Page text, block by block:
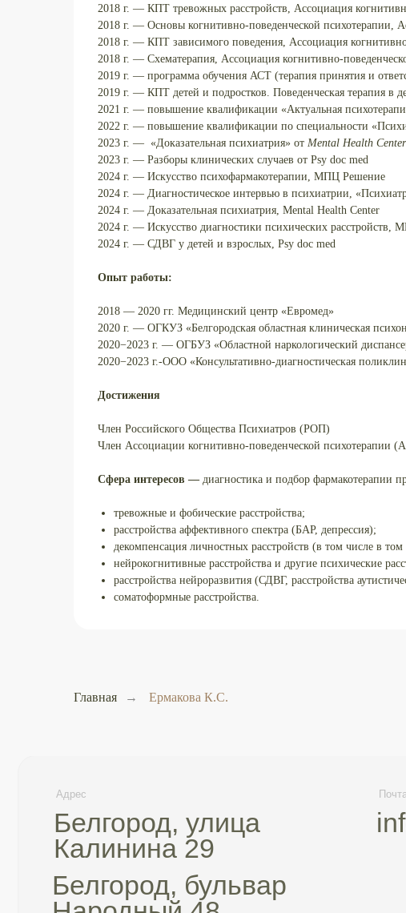
2018 г. — КПТ тревожных расстройств, Ассоциация
2018 г. — Основы когнитивно-поведенческой психотерапии,
2018 г. — КПТ зависимого поведения, Ассоциация
2018 г. — Схематерапия, Ассоциация когнитивно-
2019 г. — программа обучения АСТ (терапия принятия и
2019 г. — КПТ детей и подростков. Поведенческая терапия в
2021 г. — повышение квалификации «Актуальная
2022 г. — повышение квалификации по специальности
2023 г. — «Доказательная психиатрия» от Mental Health Center
2023 г. — Разборы клинических случаев от Psy doc med
2024 г. — Искусство психофармакотерапии, МПЦ Решение
2024 г. — Диагностическое интервью в психиатрии,
2024 г. — Доказательная психиатрия, Mental Health Center
2024 г. — Искусство диагностики психических расстройств,
2024 г. — СДВГ у детей и взрослых, Psy doc med
Опыт работы:
2018 — 2020 гг. Медицинский центр «Евромед»
2020 г. — ОГКУЗ «Белгородская областная клиническая
2020−2023 г. — ОГБУЗ «Областной наркологический
2020−2023 г.-ООО «Консультативно-диагностическая
Достижения
Член Российского Общества Психиатров (РОП)
Член Ассоциации когнитивно-поведенческой психотерапии
Сфера интересов — диагностика и подбор фармакотерапии
тревожные и фобические расстройства;
расстройства аффективного спектра (БАР, депрессия);
декомпенсация личностных расстройств (в том числе в
нейрокогнитивные расстройства и другие психические
расстройства нейроразвития (СДВГ, расстройства
соматоформные расстройства.
Главная → Ермакова К.С.
Белгород, улица
Почта